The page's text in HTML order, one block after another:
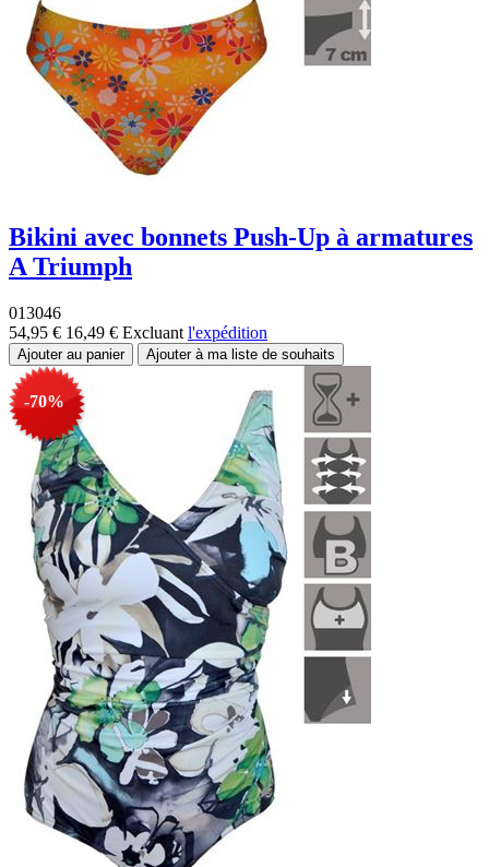
Bikini avec bonnets Push-Up à armatures
A Triumph
013046
54,95 € 16,49 € Excluant l'expédition
-70%